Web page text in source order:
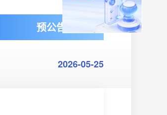
预公告
2026-05-25